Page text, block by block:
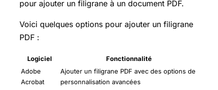
pour ajouter un filigrane à un document PDF.
Voici quelques options pour ajouter un filigrane
PDF :
Logiciel
Fonctionnalité
Adobe
Acrobat
Ajouter un filigrane PDF avec des options de
personnalisation avancées